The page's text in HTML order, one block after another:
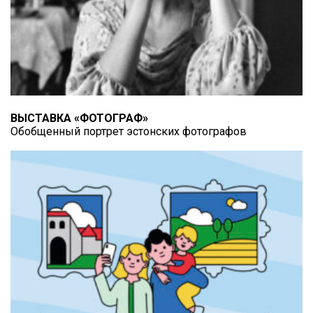
ВЫСТАВКА «ФОТОГРАФ»
Обобщенный портрет эстонских фотографов